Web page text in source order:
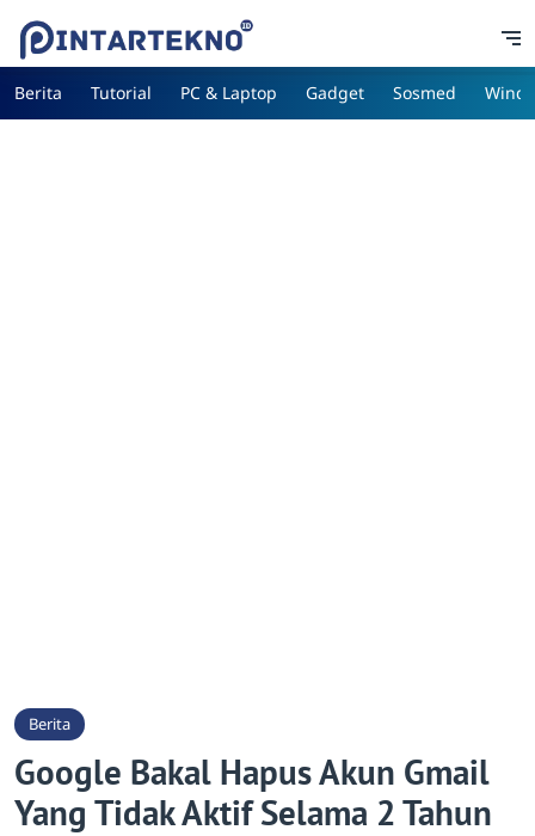
Berita Tutorial PC & Laptop Gadget Sosmed
Berita
Google Bakal Hapus Akun Gmail
Yang Tidak Aktif Selama 2 Tahun